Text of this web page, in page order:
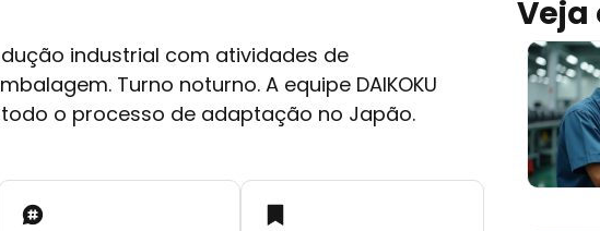
industrial com atividades de
Turno noturno. A equipe DAIKOKU
o processo de adaptação no Japão.
Veja